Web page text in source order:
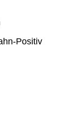
Positiv